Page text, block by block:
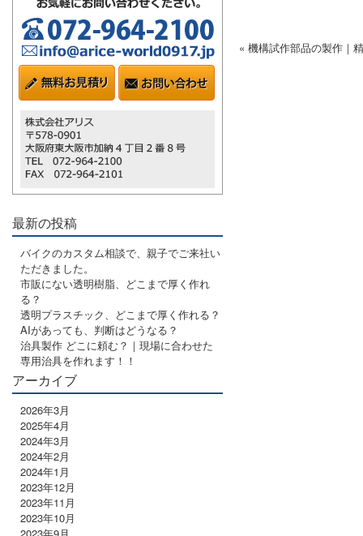
« 機構試作部品の製作｜
最新の投稿
バイクのカスタム相談で、親子でご来社い
ただきました。
市販にない透明樹脂、どこまで厚く作れ
る？
透明プラスチック、どこまで厚く作れる？
AIがあっても、判断はどうなる？
治具製作 どこに頼む？｜現場に合わせた
専用治具を作れます！！
アーカイブ
2026年3月
2025年4月
2024年3月
2024年2月
2024年1月
2023年12月
2023年11月
2023年10月